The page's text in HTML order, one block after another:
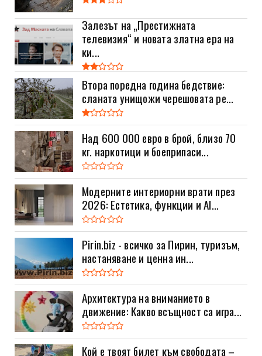
Залезът на „Престижната
телевизия“ и новата златна ера на
ки...
Втора поредна година бедствие:
сланата унищожи черешовата ре...
Над 600 000 евро в брой, близо 70
кг. наркотици и боеприпаси...
Модерните интериорни врати през
2026: Естетика, функции и AI...
Pirin.biz - всичко за Пирин, туризъм,
настаняване и ценна ин...
Архитектура на вниманието в
движение: Какво всъщност са игра...
Кой е твоят билет към свободата –